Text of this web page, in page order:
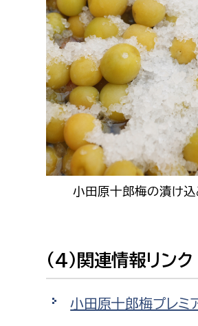
小田原十郎梅の漬け込
(4)関連情報リンク
小田原十郎梅プレミ